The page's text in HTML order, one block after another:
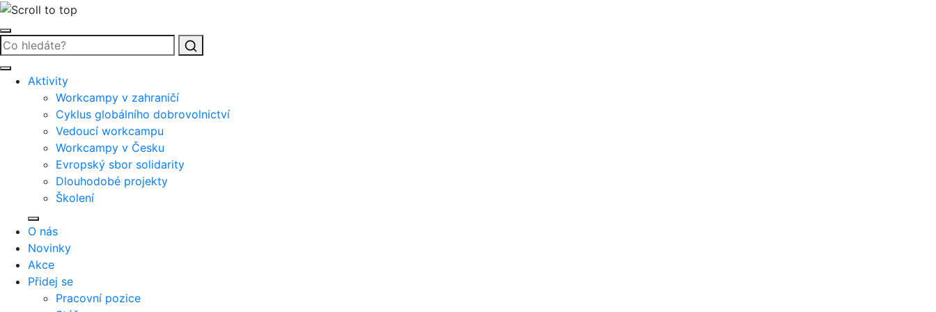
Vyhledat
Aktivity
Workcampy v zahraničí
Cyklus globálního dobrovolnictví
Vedoucí workcampu
Workcampy v Česku
Evropský sbor solidarity
Dlouhodobé projekty
Školení
O nás
Novinky
Akce
Přidej se
Pracovní pozice